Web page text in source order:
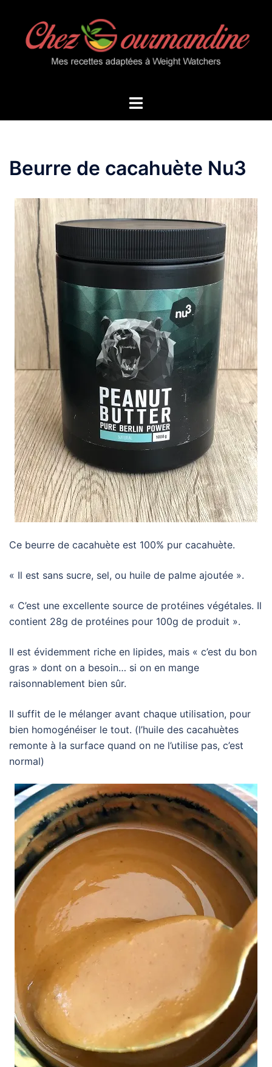
contenu
Ouvrir/fermer
Beurre de cacahuète Nu3
Ce beurre de cacahuète est 100% pur cacahuète.
« Il est sans sucre, sel, ou huile de palme ajoutée ».
« C’est une excellente source de protéines végétales. Il
contient 28g de protéines pour 100g de produit ».
Il est évidemment riche en lipides, mais « c’est du bon
gras » dont on a besoin… si on en mange
raisonnablement bien sûr.
Il suffit de le mélanger avant chaque utilisation, pour
bien homogénéiser le tout. (l’huile des cacahuètes
remonte à la surface quand on ne l’utilise pas, c’est
normal)